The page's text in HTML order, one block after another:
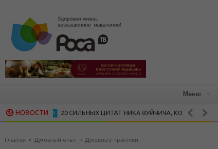
Меню ≡
НОВОСТИ
20 СИЛЬНЫХ ЦИТАТ НИКА ВУЙЧИЧА, КОТОРЫЕ ЗАРАЖАЮТ
Главная » Духовный опыт » Духовные практики